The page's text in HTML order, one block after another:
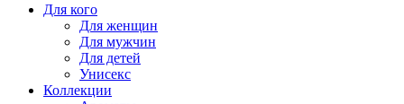
Для кого
Для женщин
Для мужчин
Для детей
Унисекс
Коллекции